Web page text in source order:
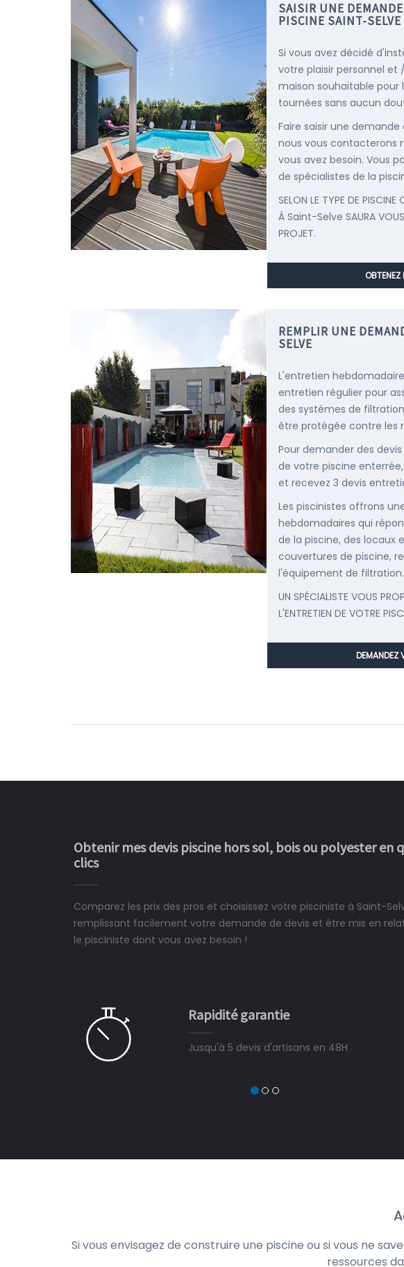
SAISIR UNE
PISCINE SAINT-SELVE
Si vous avez décidé
votre plaisir personnel
maison souhaitable pour
tournées sans aucun
Faire saisir une
nous vous contacterons
vous avez besoin. Vous
de spécialistes de la
SELON LE TYPE DE PISCINE
À Saint-Selve SAURA VOUS
PROJET.
REMPLIR UNE
SELVE
L'entretien
entretien régulier pour
des systèmes de
être protégée contre les
Pour demander des
de votre piscine
et recevez 3 devis
Les piscinistes offrons
hebdomadaires qui
de la piscine, des locaux
couvertures de piscine,
l'équipement de
UN SPÉCIALISTE VOUS
L'ENTRETIEN DE VOTRE
DEMANDEZ
Obtenir mes devis piscine hors sol, bois ou polyester en
clics
Comparez les prix des pros et choisissez votre pisciniste à Saint-
remplissant facilement votre demande de devis et être mis en
le pisciniste dont vous avez besoin !
Rapidité garantie
Jusqu'à 5 devis d'artisans en 48H
ne peut plus s'en passer.
Le rêve devient enfin réalité, une
construit chez moi.
Si vous envisagez de construire une piscine ou si vous ne
ressources